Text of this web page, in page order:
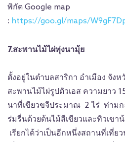
พิกัด Google map
: https://goo.gl/maps/
7.สะพานไม้ไผ่ทุ่งนามุ้ย
ตั้งอยู่ในตำบลสาริกา อำเมือง จัง
สะพานไม้ไผ่รูปตัวเอส ความยาว
นาที่เขียวขจีประมาณ 2 ไร่ ท่าม
ร่มรื่นด้วยต้นไม้สีเขียวและทิวเขา
เรียกได้ว่าเป็นอีกหนึ่งสถานที่เที่ย